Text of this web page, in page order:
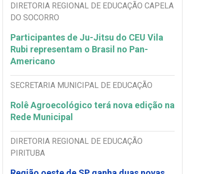
DIRETORIA REGIONAL DE EDUCAÇÃO CAPELA
DO SOCORRO
Participantes de Ju-Jitsu do CEU Vila
Rubi representam o Brasil no Pan-
Americano
SECRETARIA MUNICIPAL DE EDUCAÇÃO
Rolê Agroecológico terá nova edição na
Rede Municipal
DIRETORIA REGIONAL DE EDUCAÇÃO
PIRITUBA